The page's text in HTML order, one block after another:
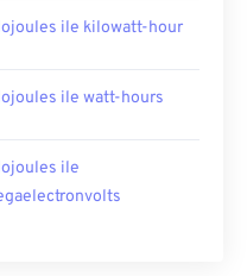
ile kilowatt-hour
ile watt-hours
ile